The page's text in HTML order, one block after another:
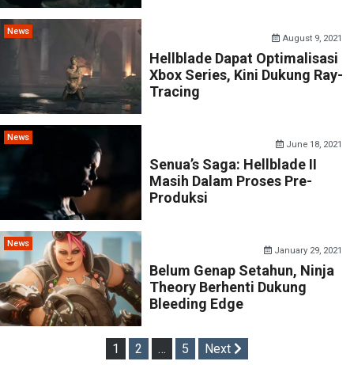
News
August 9, 2021
Hellblade Dapat Optimalisasi
Xbox Series, Kini Dukung Ray-
Tracing
News
June 18, 2021
Senua’s Saga: Hellblade II
Masih Dalam Proses Pre-
Produksi
News
January 29, 2021
Belum Genap Setahun, Ninja
Theory Berhenti Dukung
Bleeding Edge
Posts
1 2 … 5 Next